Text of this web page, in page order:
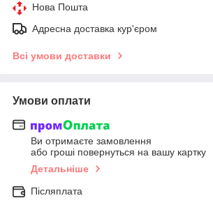
Нова Пошта
Адресна доставка кур'єром
Всі умови доставки
Умови оплати
Ви отримаєте замовлення
або гроші повернуться на вашу картку
Детальніше
Післяплата